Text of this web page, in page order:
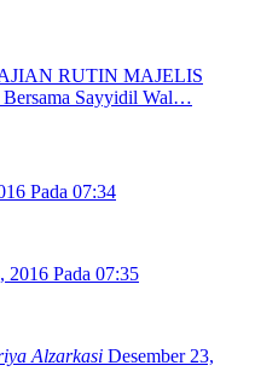
RUTIN MAJELIS
Sayyidil Wal…
Pada 07:34
2016 Pada 07:35
Alzarkasi Desember 23,